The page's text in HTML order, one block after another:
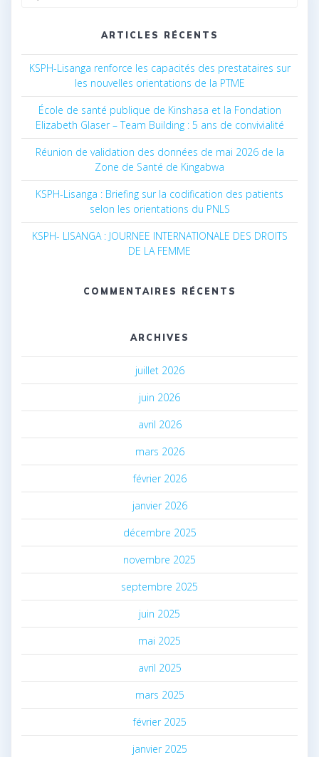
ARTICLES RÉCENTS
KSPH-Lisanga renforce les capacités des prestataires sur
les nouvelles orientations de la PTME
École de santé publique de Kinshasa et la Fondation
Elizabeth Glaser – Team Building : 5 ans de convivialité
Réunion de validation des données de mai 2026 de la
Zone de Santé de Kingabwa
KSPH-Lisanga : Briefing sur la codification des patients
selon les orientations du PNLS
KSPH- LISANGA : JOURNEE INTERNATIONALE DES DROITS
DE LA FEMME
COMMENTAIRES RÉCENTS
ARCHIVES
juillet 2026
juin 2026
avril 2026
mars 2026
février 2026
janvier 2026
décembre 2025
novembre 2025
septembre 2025
juin 2025
mai 2025
avril 2025
mars 2025
février 2025
janvier 2025